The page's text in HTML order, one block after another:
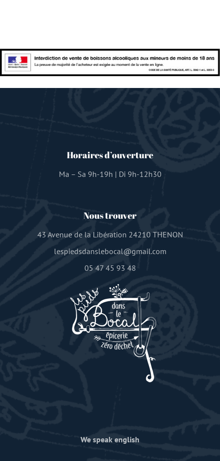
Horaires d’ouverture
Ma – Sa 9h-19h | Di 9h-12h30
Nous trouver
43 Avenue de la Libération 24210 THENON
lespiedsdanslebocal@gmail.com
05 47 45 93 48
We speak english